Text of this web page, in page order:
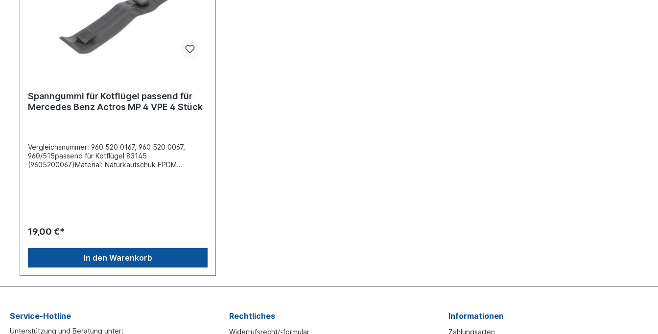
Spanngummi für Kotflügel passend für
Mercedes Benz Actros MP 4 VPE 4 Stück
Vergleichsnummer: 960 520 0167, 960 520 0067,
960/515passend für Kotflügel 83145
(9605200067)Material: Naturkautschuk EPDM
19,00 €*
In den Warenkorb
Service-Hotline
Unterstützung und Beratung unter:
Rechtliches
Widerrufsrecht/-formular
Informationen
Zahlungsarten